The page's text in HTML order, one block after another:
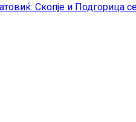
Скопје и Подгорица